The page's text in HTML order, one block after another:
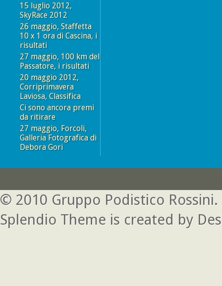
15 luglio 2012,
SkyRace 2012
26 maggio, Staffetta
10 x 1 ora di Cascina, i
risultati
27 maggio, 100 km del
Passatore, i risultati
20 maggio 2012,
Corriprimavera
Laviosa, Classifica
Ci sono ancora premi
da ritirare
27 maggio, Forcoli,
Galleria Fotografica di
Debora Gori
© 2010 Gruppo Podistico Rossini.
Splendio Theme is created by